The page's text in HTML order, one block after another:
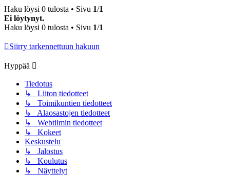
Haku löysi 0 tulosta • Sivu 1/1
Ei löytynyt.
Haku löysi 0 tulosta • Sivu 1/1
Siirry tarkennettuun hakuun
Hyppää
Tiedotus
↳ Liiton tiedotteet
↳ Toimikuntien tiedotteet
↳ Alaosastojen tiedotteet
↳ Webtiimin tiedotteet
↳ Kokeet
Keskustelu
↳ Jalostus
↳ Koulutus
↳ Näyttelyt